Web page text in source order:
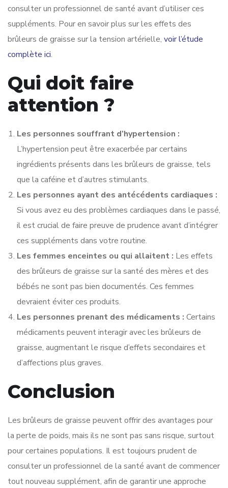
consulter un professionnel de santé avant d’utiliser ces
suppléments. Pour en savoir plus sur les effets des
brûleurs de graisse sur la tension artérielle, voir l’étude
complète ici.
Qui doit faire
attention ?
Les personnes souffrant d’hypertension :
L’hypertension peut être exacerbée par certains
ingrédients présents dans les brûleurs de graisse, tels
que la caféine et d’autres stimulants.
Les personnes ayant des antécédents cardiaques :
Si vous avez eu des problèmes cardiaques dans le passé,
il est crucial de faire preuve de prudence avant d’intégrer
ces suppléments dans votre routine.
Les femmes enceintes ou qui allaitent : Les effets
des brûleurs de graisse sur la santé des mères et des
bébés ne sont pas bien documentés. Ces femmes
devraient éviter ces produits.
Les personnes prenant des médicaments : Certains
médicaments peuvent interagir avec les brûleurs de
graisse, augmentant le risque d’effets secondaires et
d’affections plus graves.
Conclusion
Les brûleurs de graisse peuvent offrir des avantages pour
la perte de poids, mais ils ne sont pas sans risque, surtout
pour certaines populations. Il est toujours prudent de
consulter un professionnel de la santé avant de commencer
tout nouveau supplément, afin de garantir une approche